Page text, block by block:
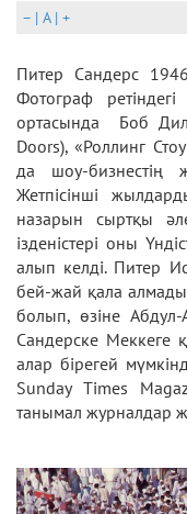
– | A| +
Питер Сандерс
Фотограф
ортасында Боб
Doors), «Роллинг
да шоу-бизнестің
Жетпісінші
назарын сыртқы
ізденістері оны
алып келді. Питер
бей-жай қала
болып, өзіне
Сандерске Меккеге
алар бірегей
Sunday Times
танымал журналдар